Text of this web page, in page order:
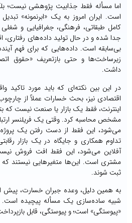
اما مسأله فقط جذابیت پژوهشی نیست؛
است. ایران امروز به یک «ابرنمونه»
کامل طبقاتی، فرهنگی، جغرافیایی و
جدا شده و در حال تولید داده‌های رفتاری،
بی‌سابقه است. داده‌هایی که برای فهم
زیرساخت‌ها و حتی بازتعریف «حقوق
داشت.
در این بین نکته‌ای که باید مورد تاکید
اقتصادی نیز، بحث خسارات عملاً از
اینترنت، فقط یک بازار یا صنعت نیست که
مشخص محاسبه کرد. وقتی یک فریلنسر
می‌شود، این فقط از دست رفتن یک پروژه
تداوم همکاری و جایگاه در یک بازار
آفلاین می‌شود، این فقط افت فروش
مشتری است. این‌ها متغیرهایی نیستند
ثبت شوند.
به همین دلیل، وعده جبران خسارت، پیش
شبیه ساده‌سازی یک مسأله پیچیده
«پیوستگی» است؛ و پیوستگی، قابل